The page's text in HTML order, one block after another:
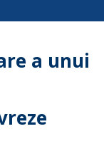
a unui